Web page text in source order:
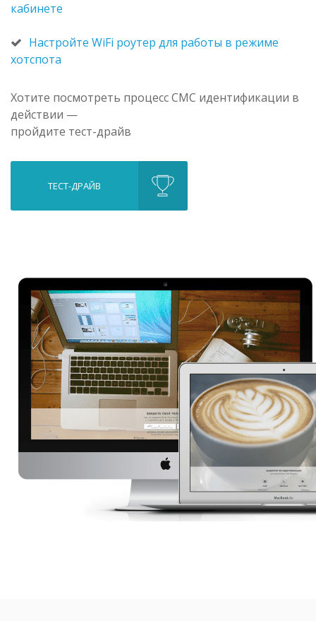
кабинете
Настройте WiFi роутер для работы в режиме
хотспота
Хотите посмотреть процесс CМС идентификации в
действии —
пройдите тест-драйв
ТЕСТ-ДРАЙВ